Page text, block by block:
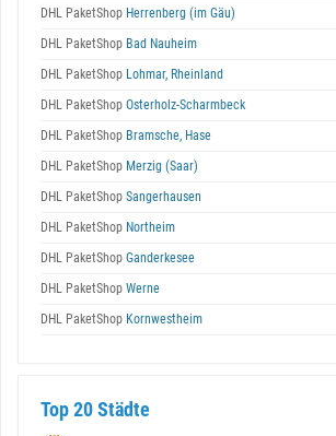
DHL PaketShop Herrenberg (im Gäu)
DHL PaketShop Bad Nauheim
DHL PaketShop Lohmar, Rheinland
DHL PaketShop Osterholz-Scharmbeck
DHL PaketShop Bramsche, Hase
DHL PaketShop Merzig (Saar)
DHL PaketShop Sangerhausen
DHL PaketShop Northeim
DHL PaketShop Ganderkesee
DHL PaketShop Werne
DHL PaketShop Kornwestheim
Top 20 Städte